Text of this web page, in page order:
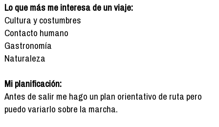
Lo que más me interesa de un viaje:
Cultura y costumbres
Contacto humano
Gastronomía
Naturaleza
Mi planificación:
Antes de salir me hago un plan orientativo de ruta pero
puedo variarlo sobre la marcha.